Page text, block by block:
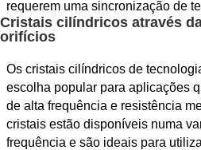
requerem uma sincronização de
Cristais cilíndricos através
orifícios
Os cristais cilíndricos de
escolha popular para aplicações
de alta frequência e resistência
cristais estão disponíveis numa
frequência e são ideais para